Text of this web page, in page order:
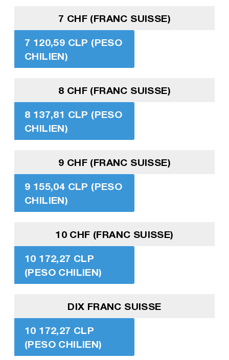
7 CHF (FRANC SUISSE)
7 120,59 CLP (PESO
CHILIEN)
8 CHF (FRANC SUISSE)
8 137,81 CLP (PESO
CHILIEN)
9 CHF (FRANC SUISSE)
9 155,04 CLP (PESO
CHILIEN)
10 CHF (FRANC SUISSE)
10 172,27 CLP
(PESO CHILIEN)
DIX FRANC SUISSE
10 172,27 CLP
(PESO CHILIEN)